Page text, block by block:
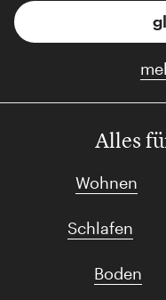
Alles
Wohnen
Schlafen
Boden